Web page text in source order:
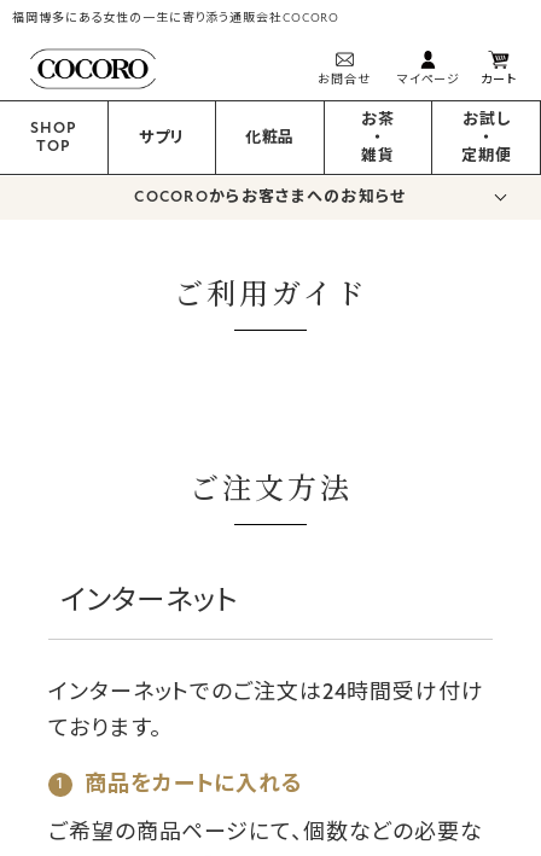
福岡博多にある女性の一生に寄り添う通販会社COCORO
お問合せ マイページ カート
SHOP
TOP
サプリ 化粧品
お茶
・
雑貨
お試し
・
定期便
COCOROからお客さまへのお知らせ
ご利用ガイド
ご注文方法
インターネット
インターネットでのご注文は24時間受け付け
ております。
商品をカートに入れる
ご希望の商品ページにて、個数などの必要な